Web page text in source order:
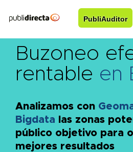
al
PubliAuditor
Buzoneo
rentable en
Analizamos con
Bigdata las zonas
público objetivo para
mejores resultados